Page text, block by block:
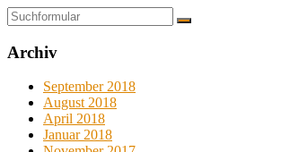
Suchen
Archiv
September 2018
August 2018
April 2018
Januar 2018